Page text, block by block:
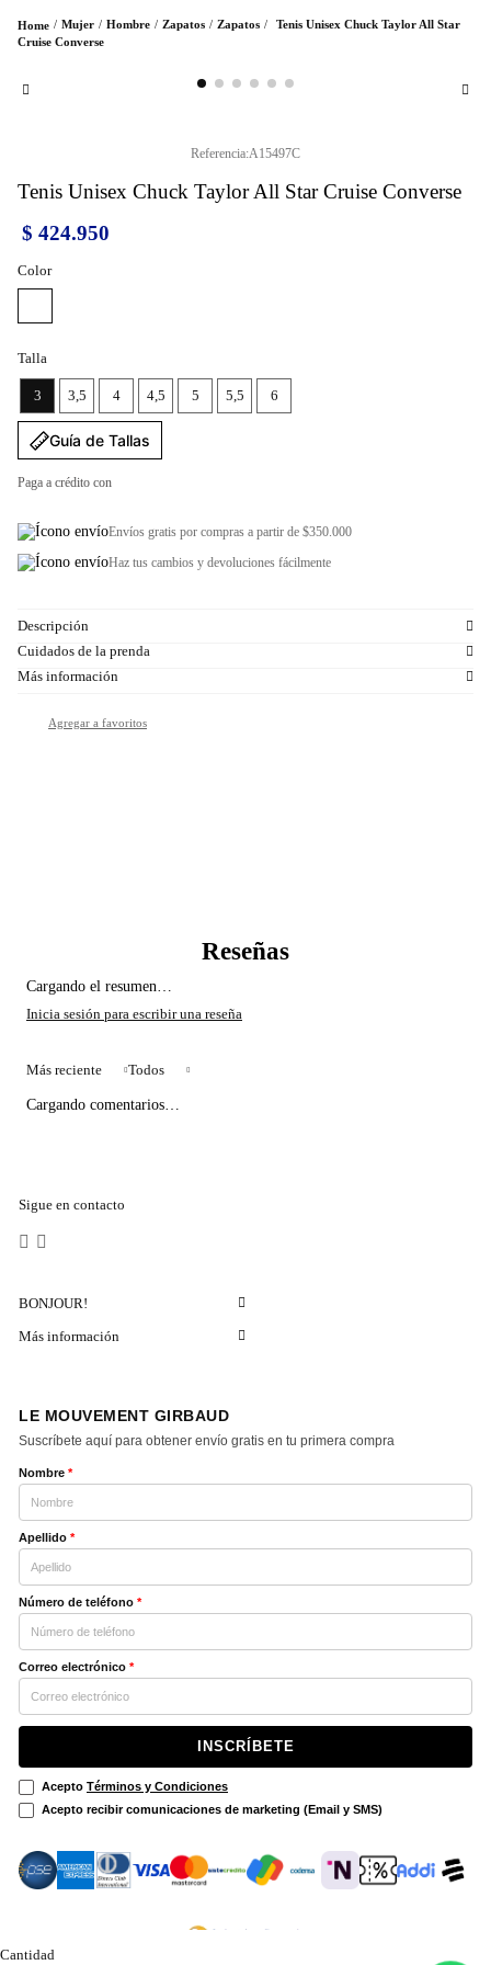
Mujer Hombre Zapatos Zapatos
Tenis Unisex Chuck Taylor All Star
Cruise Converse
Referencia:A15497C
Tenis Unisex Chuck Taylor All Star Cruise Converse
$ 424.950
Color
Talla
3 3,5 4 4,5 5 5,5 6
Guía de Tallas
Cantidad
Paga a crédito con
Envíos gratis por compras a partir de $350.000
Haz tus cambios y devoluciones fácilmente
Descripción
Cuidados de la prenda
Más información
Cargando el resumen…
Más reciente Todos
Cargando comentarios…
Sigue en contacto
BONJOUR!
Más información
LE MOUVEMENT GIRBAUD
Suscríbete aquí para obtener envío gratis en tu primera compra
Nombre *
Apellido *
Número de teléfono *
Correo electrónico *
INSCRÍBETE
Acepto Términos y Condiciones
Acepto recibir comunicaciones de marketing (Email y SMS)